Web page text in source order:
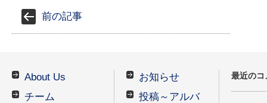
前の記事
About Us
チーム
お知らせ
投稿～アルバ
最近のコ